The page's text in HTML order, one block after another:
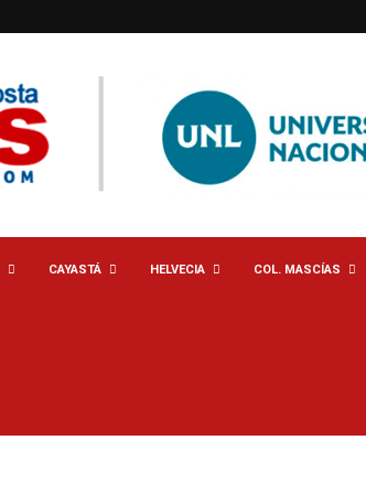
CAYASTÁ HELVECIA COL. MASCÍAS